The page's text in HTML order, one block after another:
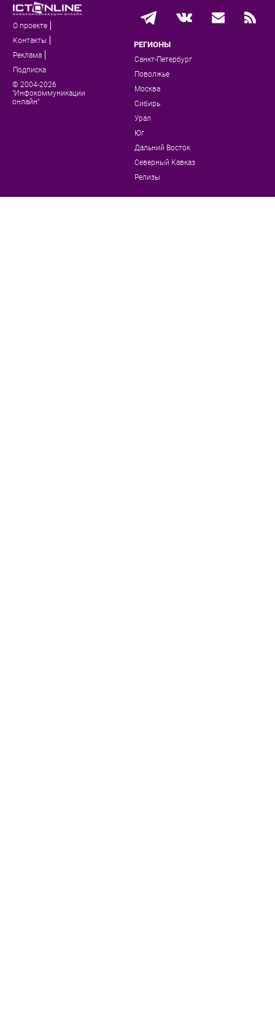
О проекте
Контакты
Реклама
Подписка
© 2004-2026
"Инфокоммуникации
онлайн"
РЕГИОНЫ
Санкт-Петербург
Поволжье
Москва
Сибирь
Урал
Юг
Дальний Восток
Северный Кавказ
Релизы